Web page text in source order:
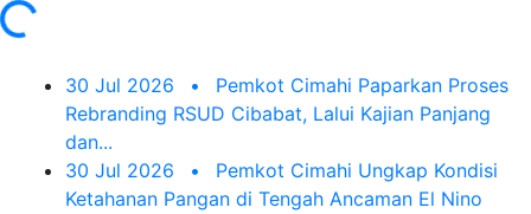
30 Jul 2026 •
Pemkot Cimahi Paparkan Proses
Rebranding RSUD Cibabat, Lalui Kajian Panjang
dan...
30 Jul 2026
•
Pemkot Cimahi Ungkap Kondisi
Ketahanan Pangan di Tengah Ancaman El Nino